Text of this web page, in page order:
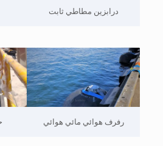
درابزين مطاطي ثابت
رفرف هوائي مائي هوائي